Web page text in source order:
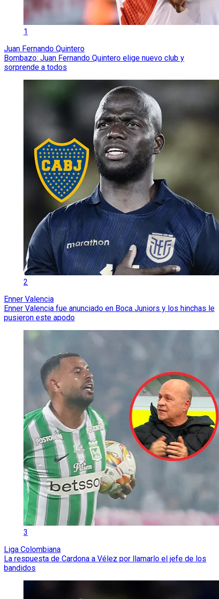
1
Juan Fernando Quintero
Bombazo: Juan Fernando Quintero elige nuevo club y
sorprende a todos
2
Enner Valencia
Enner Valencia fue anunciado en Boca Juniors y los hinchas le
pusieron este apodo
3
Liga Colombiana
La respuesta de Cardona a Vélez por llamarlo el jefe de los
bandidos